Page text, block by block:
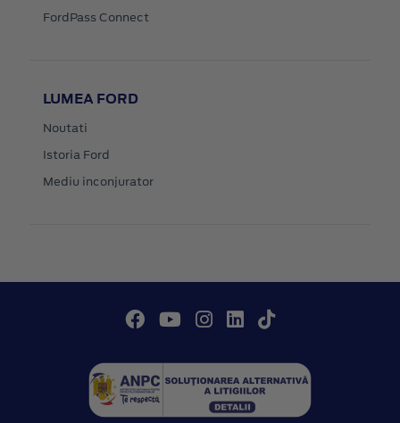
FordPass Connect
LUMEA FORD
Noutati
Istoria Ford
Mediu inconjurator